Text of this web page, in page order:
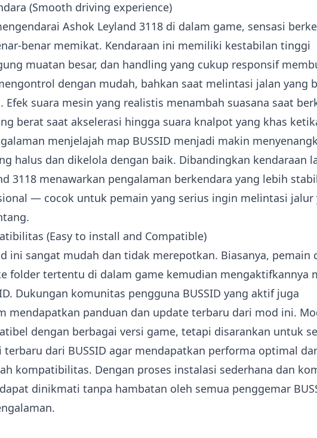
(Smooth driving experience)
Ashok Leyland 3118 di dalam game, sensasi
benar memikat. Kendaraan ini memiliki kestabilan tinggi
muatan besar, dan handling yang cukup responsif
dengan mudah, bahkan saat melintasi jalan yang
suara mesin yang realistis menambah suasana saat
berat saat akselerasi hingga suara knalpot yang khas
menjelajah map BUSSID menjadi makin
halus dan dikelola dengan baik. Dibandingkan kendaraan
3118 menawarkan pengalaman berkendara yang lebih
— cocok untuk pemain yang serius ingin melintasi jalur
(Easy to install and Compatible)
ini sangat mudah dan tidak merepotkan. Biasanya, pemain
folder tertentu di dalam game kemudian mengaktifkannya
Dukungan komunitas pengguna BUSSID yang aktif juga
mendapatkan panduan dan update terbaru dari mod ini.
dengan berbagai versi game, tetapi disarankan untuk
terbaru dari BUSSID agar mendapatkan performa optimal
kompatibilitas. Dengan proses instalasi sederhana dan
dinikmati tanpa hambatan oleh semua penggemar